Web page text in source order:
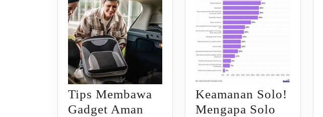
Tips Membawa
Gadget Aman
Keamanan Solo!
Mengapa Solo